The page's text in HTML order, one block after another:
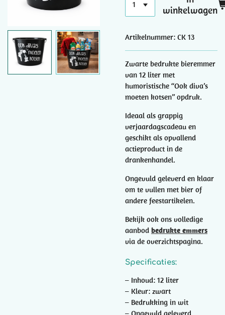
winkelwagen
Artikelnummer: CK 13
Zwarte bedrukte bieremmer
van 12 liter met
humoristische “Ook diva’s
moeten kotsen” opdruk.
Ideaal als grappig
verjaardagscadeau en
geschikt als opvallend
actieproduct in de
drankenhandel.
Ongevuld geleverd en klaar
om te vullen met bier of
andere feestartikelen.
Bekijk ook ons volledige
aanbod bedrukte emmers
via de overzichtspagina.
Specificaties:
– Inhoud: 12 liter
– Kleur: zwart
– Bedrukking in wit